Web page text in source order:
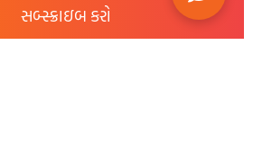
સબ્સ્ક્રાઇબ કરો